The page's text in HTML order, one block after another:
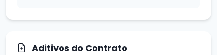
Aditivos do Contrato